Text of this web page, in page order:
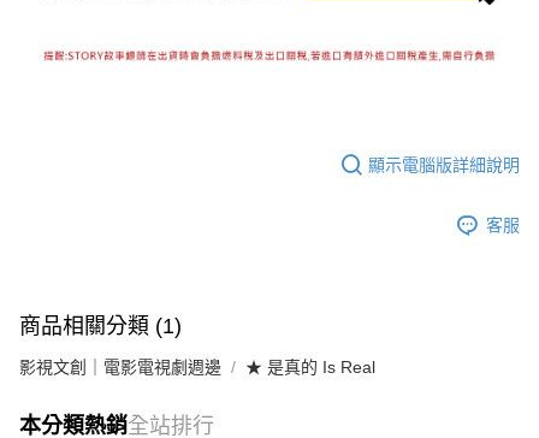
顯示電腦版詳細說明
客服
商品相關分類 (1)
影視文創｜電影電視劇週邊 ★ 是真的 Is Real
本分類熱銷全站排行